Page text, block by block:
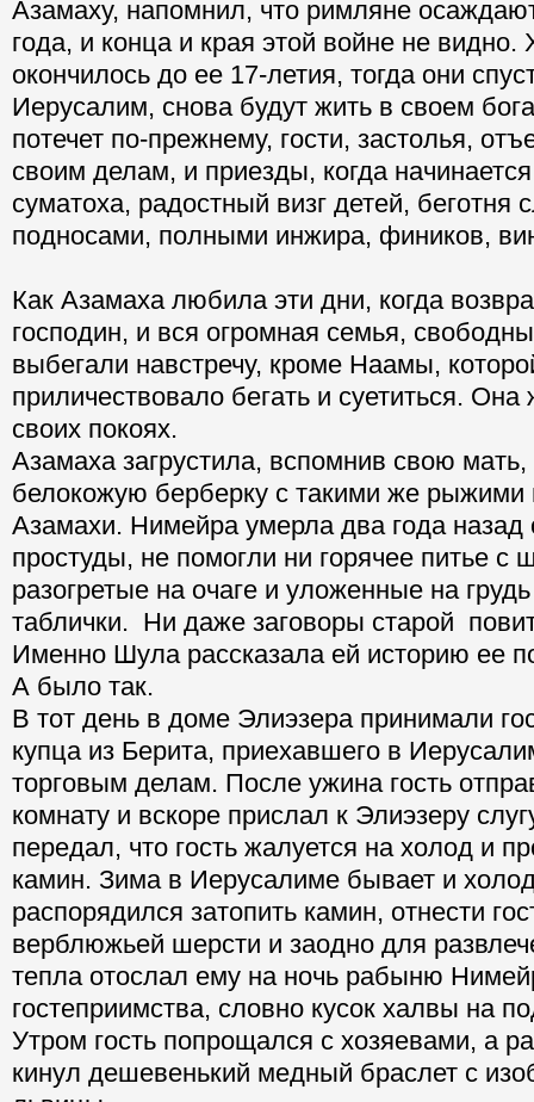
Азамаху, напомнил, что римляне
года, и конца и края этой войне не видно.
окончилось до ее 17-летия, тогда они
Иерусалим, снова будут жить в своем
потечет по-прежнему, гости, застолья,
своим делам, и приезды, когда
суматоха, радостный визг детей, беготня
подносами, полными инжира, фиников,
Как Азамаха любила эти дни, когда
господин, и вся огромная семья,
выбегали навстречу, кроме Наамы,
приличествовало бегать и суетиться.
своих покоях.
Азамаха загрустила, вспомнив свою
белокожую берберку с такими же рыжими
Азамахи. Нимейра умерла два года назад
простуды, не помогли ни горячее питье
разогретые на очаге и уложенные на
таблички. Ни даже заговоры старой
Именно Шула рассказала ей историю ее
А было так.
В тот день в доме Элиэзера принимали
купца из Берита, приехавшего в
торговым делам. После ужина гость
комнату и вскоре прислал к Элиэзеру
передал, что гость жалуется на холод и
камин. Зима в Иерусалиме бывает и
распорядился затопить камин, отнести
верблюжьей шерсти и заодно для
тепла отослал ему на ночь рабыню
гостеприимства, словно кусок халвы на
Утром гость попрощался с хозяевами, а
кинул дешевенький медный браслет с